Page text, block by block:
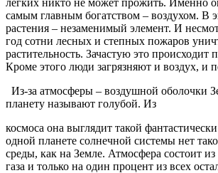
самым главным богатством – воздухом. В
растения – незаменимый элемент. И
год сотни лесных и степных пожаров
растительность. Зачастую это происходит
Кроме этого люди загрязняют и воздух, и
Из-за атмосферы – воздушной оболочки
планету называют голубой. Из
космоса она выглядит такой
одной планете солнечной системы нет
среды, как на Земле. Атмосфера состоит из
газа и только на один процент из всех